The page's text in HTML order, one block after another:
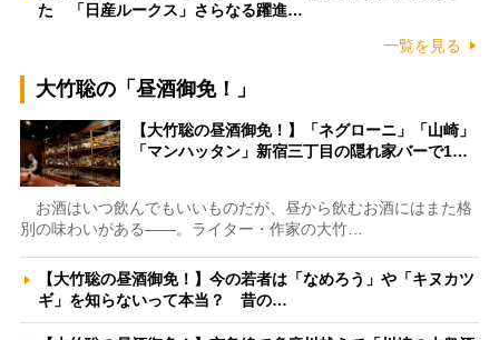
た 「日産ルークス」さらなる躍進…
一覧を見る
大竹聡の「昼酒御免！」
【大竹聡の昼酒御免！】「ネグローニ」「山崎」
「マンハッタン」新宿三丁目の隠れ家バーで1…
お酒はいつ飲んでもいいものだが、昼から飲むお酒にはまた格
別の味わいがある――。ライター・作家の大竹…
【大竹聡の昼酒御免！】今の若者は「なめろう」や「キヌカツ
ギ」を知らないって本当？ 昔の…